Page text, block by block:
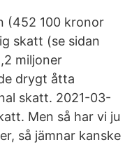
(452 100 kronor
skatt (se sidan
miljoner
drygt åtta
skatt. 2021-03-
Men så har vi ju
så jämnar kanske